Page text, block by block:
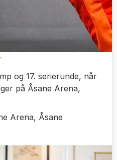
og 17. serierunde, når
på Åsane Arena,
Arena, Åsane